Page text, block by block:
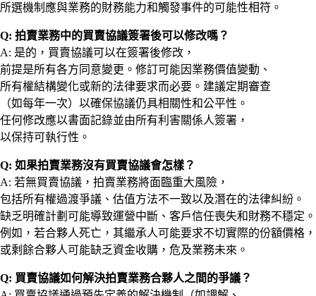
所選機制應與業務的財務能力和觸發事件的可能性相符。
Q: 拍賣業務中的買賣協議簽署後可以修改嗎？
A: 是的，買賣協議可以在簽署後修改，
前提是所有各方同意變更。修訂可能因業務價值變動、
所有權結構變化或新的法律要求而必要。建議定期審查
（如每年一次）以確保協議仍具相關性和公平性。
任何修改應以書面記錄並由所有利害關係人簽署，
以保持可執行性。
Q: 如果拍賣業務沒有買賣協議會怎樣？
A: 若無買賣協議，拍賣業務將面臨重大風險，
包括所有權過渡爭議、估值方法不一致以及潛在的法律糾紛。
缺乏明確計劃可能導致運營中斷、客戶信任喪失和財務不穩定。
例如，若合夥人死亡，其繼承人可能要求不切實際的份額價格，
或剩餘合夥人可能缺乏資金收購，危及業務未來。
Q: 買賣協議如何解決拍賣業務合夥人之間的爭議？